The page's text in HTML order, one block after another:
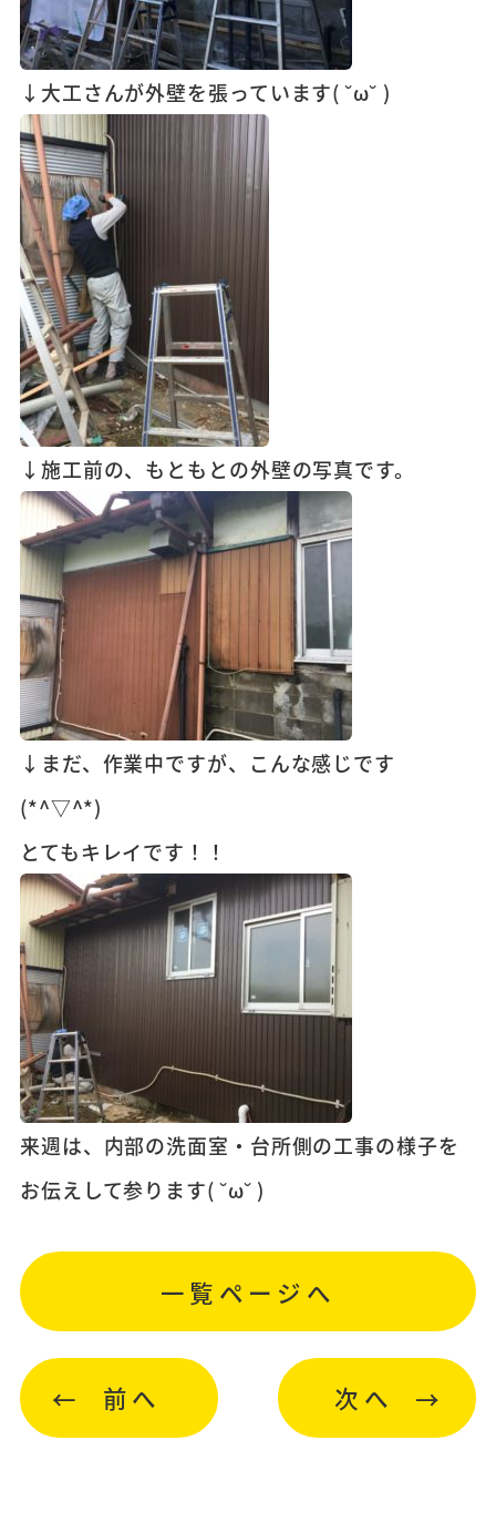
↓大工さんが外壁を張っています( ˘ω˘ )
↓施工前の、もともとの外壁の写真です。
↓まだ、作業中ですが、こんな感じです
(*^▽^*)
とてもキレイです！！
来週は、内部の洗面室・台所側の工事の様子を
お伝えして参ります( ˘ω˘ )
前へ
一覧ページへ
次へ